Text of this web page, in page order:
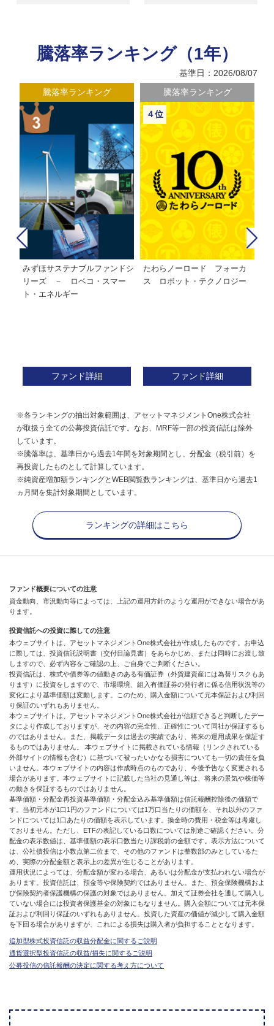
騰落率ランキング（1年）
基準日：2026/08/07
騰落率ランキング
みずほサステナブルファンドシ
リーズ － ロベコ・スマー
ト・エネルギー
ファンド詳細
騰落率ランキング
４位
たわらノーロード フォーカ
ス ロボット・テクノロジー
ファンド詳細
※各ランキングの抽出対象範囲は、アセットマネジメントOne株式会社
が取扱う全ての公募投資信託です。なお、MRF等一部の投資信託は除外
しています。
※騰落率は、基準日から過去1年間を対象期間とし、分配金（税引前）を
再投資したものとして計算しています。
※純資産増加額ランキングとWEB閲覧数ランキングは、基準日から過去1
ヵ月間を集計対象期間としています。
ランキングの詳細はこちら
ファンド概要についての注意
資金動向、市況動向等によっては、上記の運用方針のような運用ができない場合があ
ります。
投資信託への投資に際しての注意
本ウェブサイトは、アセットマネジメントOne株式会社が作成したものです。お申込
に際しては、投資信託説明書（交付目論見書）をあらかじめ、または同時にお渡し致
しますので、必ず内容をご確認の上、ご自身でご判断ください。
投資信託は、株式や債券等の値動きのある有価証券（外貨建資産には為替リスクもあ
ります）に投資をしますので、市場環境、組入有価証券の発行者に係る信用状況等の
変化により基準価額は変動します。このため、購入金額について元本保証および利回
り保証のいずれもありません。
本ウェブサイトは、アセットマネジメントOne株式会社が信頼できると判断したデー
タにより作成しておりますが、その内容の完全性、正確性について同社が保証するも
のではありません。また、掲載データは過去の実績であり、将来の運用成果を保証す
るものではありません。 本ウェブサイトに掲載されている情報（リンクされている
外部サイトの情報も含む）に基づいて被ったいかなる損害についても一切の責任を負
いません。本ウェブサイトの内容は作成時点のものであり、今後予告なく変更される
場合があります。本ウェブサイトに記載した当社の見通し等は、将来の景気や株価等
の動きを保証するものではありません。
基準価額・分配金再投資基準価額・分配金込み基準価額は信託報酬控除後の価額で
す。当初元本が1口1円のファンドについては1万口当たりの価額を、それ以外のファ
ンドについては1口あたりの価額を表示しています。換金時の費用・税金等は考慮し
ておりません。ただし、ETFの表記している口数については別途ご確認ください。分
配金の表示数値は、基準価額の表示口数当たり課税前の金額です。表示方法について
は、公社債投信は小数点第二位まで、その他のファンドは整数部のみとしているた
め、実際の分配金額と表示上の差異が生じることがあります。
運用状況によっては、分配金額が変わる場合、あるいは分配金が支払われない場合が
あります。投資信託は、預金等や保険契約ではありません。また、預金保険機構およ
び保険契約者保護機構の保護の対象ではありません。加えて証券会社を通して購入し
ていない場合には投資者保護基金の対象にもなりません。購入金額については元本保
証および利回り保証のいずれもありません。投資した資産の価値が減少して購入金額
を下回る場合がありますが、これによる損失は購入者が負担することとなります。
追加型株式投資信託の収益分配金に関するご説明
通貨選択型投資信託の収益/損失に関するご説明
公募投信の信託報酬の決定に関する考え方について